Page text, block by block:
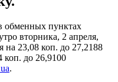
обменных пунктах
вторника, 2 апреля,
на 23,08 коп. до 27,2188
до 26,9100
.